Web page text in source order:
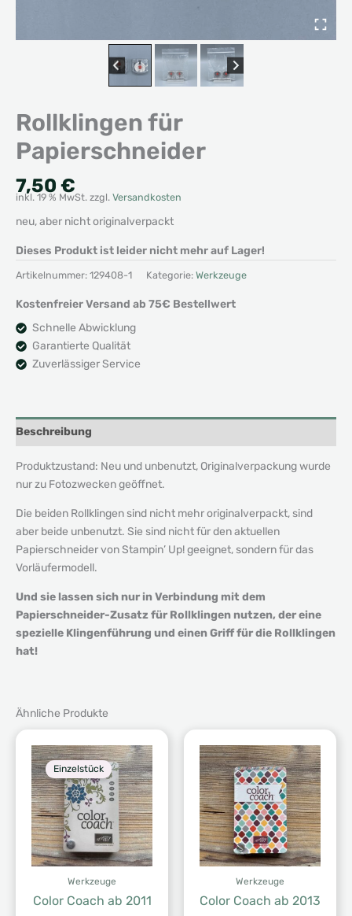
Rollklingen für
Papierschneider
7,50 €
inkl. 19 % MwSt. zzgl. Versandkosten
neu, aber nicht originalverpackt
Dieses Produkt ist leider nicht mehr auf Lager!
Artikelnummer: 129408-1 Kategorie: Werkzeuge
Kostenfreier Versand ab 75€ Bestellwert
Schnelle Abwicklung
Garantierte Qualität
Zuverlässiger Service
Beschreibung
Produktzustand: Neu und unbenutzt, Originalverpackung wurde
nur zu Fotozwecken geöffnet.
Die beiden Rollklingen sind nicht mehr originalverpackt, sind
aber beide unbenutzt. Sie sind nicht für den aktuellen
Papierschneider von Stampin’ Up! geeignet, sondern für das
Vorläufermodell.
Und sie lassen sich nur in Verbindung mit dem
Papierschneider-Zusatz für Rollklingen nutzen, der eine
spezielle Klingenführung und einen Griff für die Rollklingen
hat!
Ähnliche Produkte
Einzelstück
Werkzeuge
Color Coach ab 2011
Werkzeuge
Color Coach ab 2013